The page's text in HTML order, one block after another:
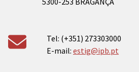
Tel: (+351) 273303000
E-mail: estig@ipb.pt